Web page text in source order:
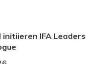
initiieren IFA Leaders